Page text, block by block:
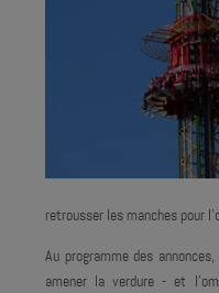
retrousser les manches pour
Au programme des
amener la verdure - et